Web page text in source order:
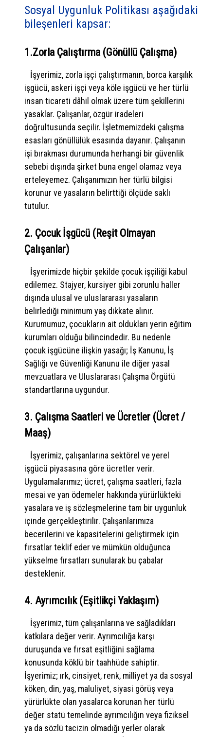
Sosyal Uygunluk Politikası aşağıdaki
bileşenleri kapsar:
1.Zorla Çalıştırma (Gönüllü Çalışma)
İşyerimiz, zorla işçi çalıştırmanın, borca karşılık
işgücü, askeri işçi veya köle işgücü ve her türlü
insan ticareti dâhil olmak üzere tüm şekillerini
yasaklar. Çalışanlar, özgür iradeleri
doğrultusunda seçilir. İşletmemizdeki çalışma
esasları gönüllülük esasında dayanır. Çalışanın
işi bırakması durumunda herhangi bir güvenlik
sebebi dışında şirket buna engel olamaz veya
erteleyemez. Çalışanımızın her türlü bilgisi
korunur ve yasaların belirttiği ölçüde saklı
tutulur.
2. Çocuk İşgücü (Reşit Olmayan
Çalışanlar)
İşyerimizde hiçbir şekilde çocuk işçiliği kabul
edilemez. Stajyer, kursiyer gibi zorunlu haller
dışında ulusal ve uluslararası yasaların
belirlediği minimum yaş dikkate alınır.
Kurumumuz, çocukların ait oldukları yerin eğitim
kurumları olduğu bilincindedir. Bu nedenle
çocuk işgücüne ilişkin yasağı; İş Kanunu, İş
Sağlığı ve Güvenliği Kanunu ile diğer yasal
mevzuatlara ve Uluslararası Çalışma Örgütü
standartlarına uygundur.
3. Çalışma Saatleri ve Ücretler (Ücret /
Maaş)
İşyerimiz, çalışanlarına sektörel ve yerel
işgücü piyasasına göre ücretler verir.
Uygulamalarımız; ücret, çalışma saatleri, fazla
mesai ve yan ödemeler hakkında yürürlükteki
yasalara ve iş sözleşmelerine tam bir uygunluk
içinde gerçekleştirilir. Çalışanlarımıza
becerilerini ve kapasitelerini geliştirmek için
fırsatlar teklif eder ve mümkün olduğunca
yükselme fırsatları sunularak bu çabalar
desteklenir.
4. Ayrımcılık (Eşitlikçi Yaklaşım)
İşyerimiz, tüm çalışanlarına ve sağladıkları
katkılara değer verir. Ayrımcılığa karşı
duruşunda ve fırsat eşitliğini sağlama
konusunda köklü bir taahhüde sahiptir.
İşyerimiz; ırk, cinsiyet, renk, milliyet ya da sosyal
köken, din, yaş, maluliyet, siyasi görüş veya
yürürlükte olan yasalarca korunan her türlü
değer statü temelinde ayrımcılığın veya fiziksel
ya da sözlü tacizin olmadığı yerler olarak